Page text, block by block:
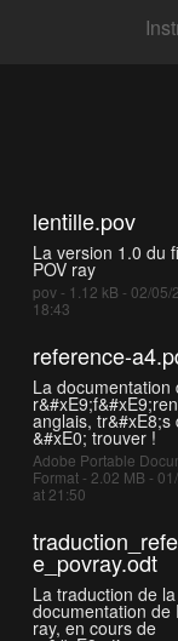
lentille.pov
La version 1.0 du
POV ray
pov - 1.12 kB - 02/05/
18:43
reference-
La documentation
anglais, tr&#xE8;s
&#xE0; trouver !
Adobe Portable
Format - 2.02 MB -
at 21:50
e_povray.odt
La traduction de la
documentation de
ray, en cours de